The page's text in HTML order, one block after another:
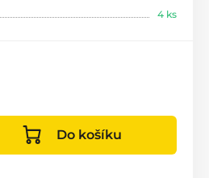
4 ks
Do košíku